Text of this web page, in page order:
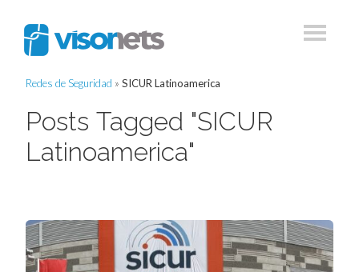
Redes de Seguridad » SICUR Latinoamerica
Posts Tagged "SICUR
Latinoamerica"